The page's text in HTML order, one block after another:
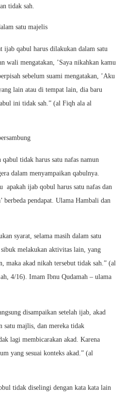
tidak sah.
satu majelis
ijab qabul harus dilakukan dalam satu
wali mengatakan, ’Saya nikahkan kamu
sebelum suami mengatakan, ’Aku
lain atau di tempat lain, dia baru
ini tidak sah.” (al Fiqh ala al
qabul tidak harus satu nafas namun
dalam menyampaikan qabulnya.
ijab qobul harus satu nafas dan
berbeda pendapat. Ulama Hambali dan
syarat, selama masih dalam satu
melakukan aktivitas lain, yang
maka akad nikah tersebut tidak sah.” (al
4/16). Imam Ibnu Qudamah – ulama
disampaikan setelah ijab, akad
satu majlis, dan mereka tidak
lagi membicarakan akad. Karena
yang sesuai konteks akad.” (al
tidak diselingi dengan kata kata lain